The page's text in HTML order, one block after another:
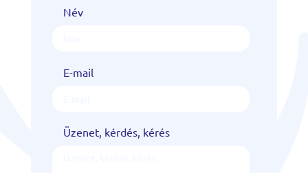
Név
E-mail
Üzenet, kérdés, kérés